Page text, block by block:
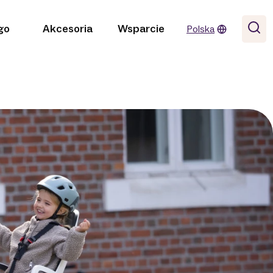
Akcesoria Wsparcie Polska